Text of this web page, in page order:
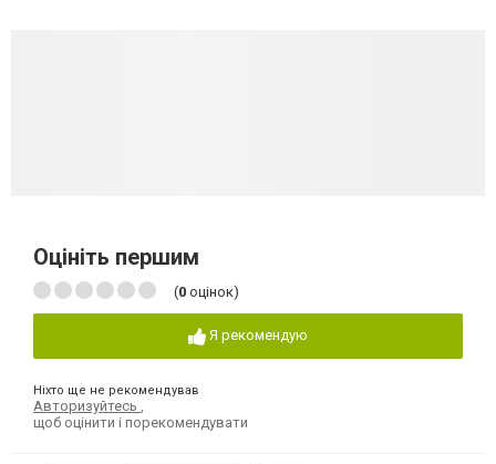
Оцініть першим
(0 оцінок)
Я рекомендую
Ніхто ще не рекомендував
Авторизуйтесь
щоб оцінити і порекомендувати